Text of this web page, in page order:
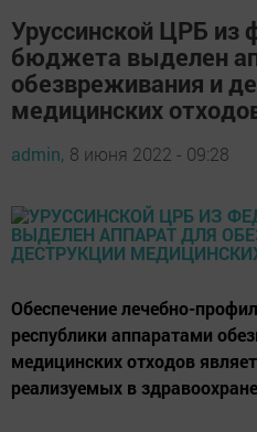
Уруссинской ЦРБ из
бюджета выделен
обезвреживания и
медицинских
admin, 8 июня 2022 - 09:28
Обеспечение лечебно-
республики аппаратами
медицинских отходов
реализуемых в